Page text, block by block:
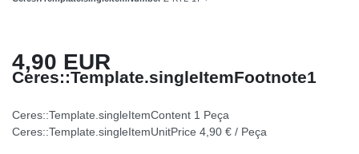
4,90 EUR
Ceres::Template.singleItemFootnote1
Ceres::Template.singleItemContent 1 Peça
Ceres::Template.singleItemUnitPrice 4,90 € / Peça